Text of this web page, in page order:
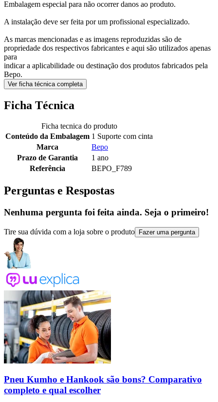
Embalagem especial para não ocorrer danos ao produto.
A instalação deve ser feita por um profissional especializado.
As marcas mencionadas e as imagens reproduzidas são de
propriedade dos respectivos fabricantes e aqui são utilizados apenas
para
indicar a aplicabilidade ou destinação dos produtos fabricados pela
Bepo.
Ver ficha técnica completa
Ficha Técnica
Ficha tecnica do produto
Conteúdo da Embalagem 1 Suporte com cinta
Marca
Bepo
Prazo de Garantia
1 ano
Referência
BEPO_F789
Perguntas e Respostas
Nenhuma pergunta foi feita ainda. Seja o primeiro!
Tire sua dúvida com a loja sobre o produto Fazer uma pergunta
Pneu Kumho e Hankook são bons? Comparativo
completo e qual escolher